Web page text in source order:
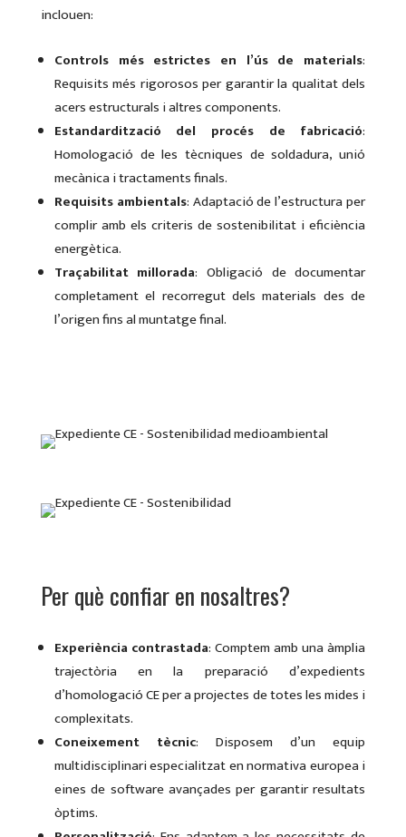
inclouen:
Controls més estrictes en l’ús de materials:
Requisits més rigorosos per garantir la qualitat dels
acers estructurals i altres components.
Estandardització del procés de fabricació:
Homologació de les tècniques de soldadura, unió
mecànica i tractaments finals.
Requisits ambientals: Adaptació de l’estructura per
complir amb els criteris de sostenibilitat i eficiència
energètica.
Traçabilitat millorada: Obligació de documentar
completament el recorregut dels materials des de
l’origen fins al muntatge final.
Per què confiar en nosaltres?
Experiència contrastada: Comptem amb una àmplia
trajectòria en la preparació d’expedients
d’homologació CE per a projectes de totes les mides i
complexitats.
Coneixement tècnic: Disposem d’un equip
multidisciplinari especialitzat en normativa europea i
eines de software avançades per garantir resultats
òptims.